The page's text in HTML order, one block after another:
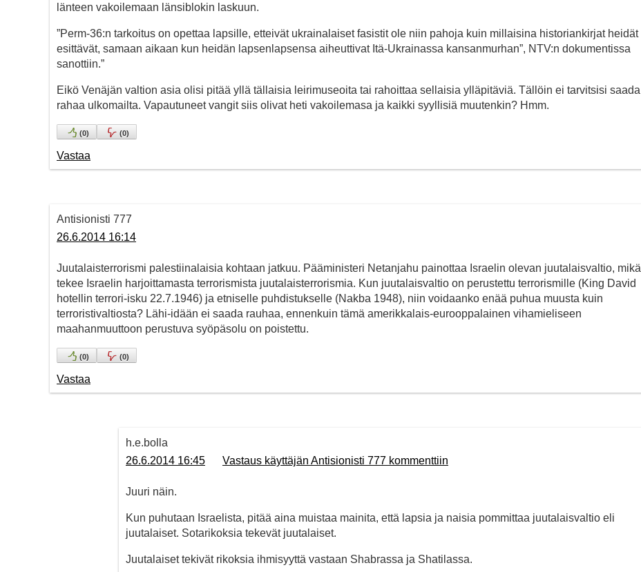
länteen vakoilemaan länsiblokin laskuun.
”Perm-36:n tarkoitus on opettaa lapsille, etteivät ukrainalaiset fasistit ole niin pahoja kuin millaisina historiankirjat heidät
esittävät, samaan aikaan kun heidän lapsenlapsensa aiheuttivat Itä-Ukrainassa kansanmurhan”, NTV:n dokumentissa
sanottiin.”
Eikö Venäjän valtion asia olisi pitää yllä tällaisia leirimuseoita tai rahoittaa sellaisia ylläpitäviä. Tällöin ei tarvitsisi saada
rahaa ulkomailta. Vapautuneet vangit siis olivat heti vakoilemasa ja kaikki syyllisiä muutenkin? Hmm.
(0) (0)
Vastaa
Antisionisti 777
26.6.2014 16:14
Juutalaisterrorismi palestiinalaisia kohtaan jatkuu. Pääministeri Netanjahu painottaa Israelin olevan juutalaisvaltio, mikä
tekee Israelin harjoittamasta terrorismista juutalaisterrorismia. Kun juutalaisvaltio on perustettu terrorismille (King David
hotellin terrori-isku 22.7.1946) ja etniselle puhdistukselle (Nakba 1948), niin voidaanko enää puhua muusta kuin
terroristivaltiosta? Lähi-idään ei saada rauhaa, ennenkuin tämä amerikkalais-eurooppalainen vihamieliseen
maahanmuuttoon perustuva syöpäsolu on poistettu.
(0) (0)
Vastaa
h.e.bolla
26.6.2014 16:45
Vastaus käyttäjän Antisionisti 777 kommenttiin
Juuri näin.
Kun puhutaan Israelista, pitää aina muistaa mainita, että lapsia ja naisia pommittaa juutalaisvaltio eli
juutalaiset. Sotarikoksia tekevät juutalaiset.
Juutalaiset tekivät rikoksia ihmisyyttä vastaan Shabrassa ja Shatilassa.